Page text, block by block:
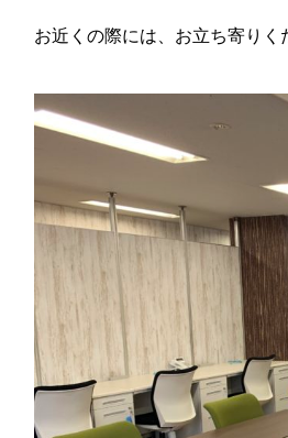
お近くの際には、お立ち寄りく